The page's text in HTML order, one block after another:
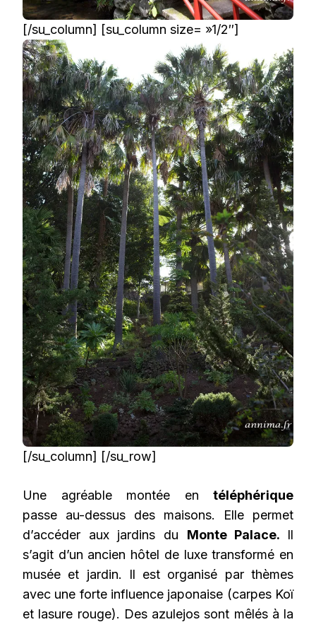
[/su_column] [su_column size= »1/2″]
[/su_column] [/su_row]
Une agréable montée en téléphérique
passe au-dessus des maisons. Elle permet
d’accéder aux jardins du Monte Palace. Il
s’agit d’un ancien hôtel de luxe transformé en
musée et jardin. Il est organisé par thèmes
avec une forte influence japonaise (carpes Koï
et lasure rouge). Des azulejos sont mêlés à la